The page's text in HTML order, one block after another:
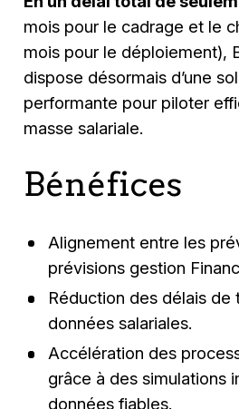
mois pour le cadrage et le
mois pour le déploiement),
dispose désormais d’une
performante pour piloter
masse salariale.
Bénéfices
Alignement entre les
prévisions gestion
Réduction des délais de
données salariales.
Accélération des
grâce à des simulations
données fiables.